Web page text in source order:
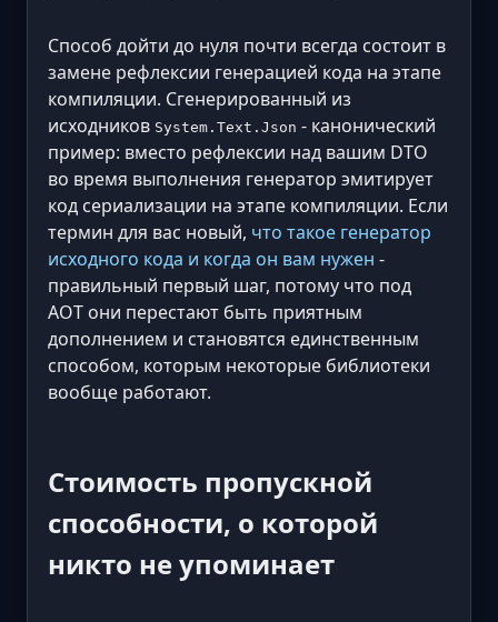
Способ дойти до нуля почти всегда состоит в
замене рефлексии генерацией кода на этапе
компиляции. Сгенерированный из
исходников System.Text.Json - канонический
пример: вместо рефлексии над вашим DTO
во время выполнения генератор эмитирует
код сериализации на этапе компиляции. Если
термин для вас новый, что такое генератор
исходного кода и когда он вам нужен -
правильный первый шаг, потому что под
AOT они перестают быть приятным
дополнением и становятся единственным
способом, которым некоторые библиотеки
вообще работают.
Стоимость пропускной
способности, о которой
никто не упоминает